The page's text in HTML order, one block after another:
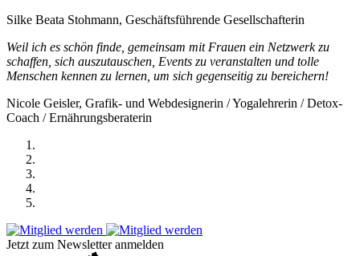
Silke Beata Stohmann, Geschäftsführende Gesellschafterin
Weil ich es schön finde, gemeinsam mit Frauen ein Netzwerk zu
schaffen, sich auszutauschen, Events zu veranstalten und tolle
Menschen kennen zu lernen, um sich gegenseitig zu bereichern!
Nicole Geisler, Grafik- und Webdesignerin / Yogalehrerin / Detox-
Coach / Ernährungsberaterin
Jetzt zum Newsletter anmelden